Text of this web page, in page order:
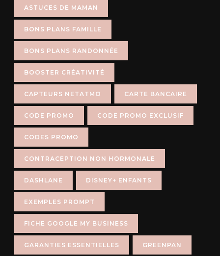
ASTUCES DE MAMAN
BONS PLANS FAMILLE
BONS PLANS RANDONNÉE
BOOSTER CRÉATIVITÉ
CAPTEURS NETATMO CARTE BANCAIRE
CODE PROMO CODE PROMO EXCLUSIF
CODES PROMO
CONTRACEPTION NON HORMONALE
DASHLANE DISNEY+ ENFANTS
EXEMPLES PROMPT
FICHE GOOGLE MY BUSINESS
GARANTIES ESSENTIELLES GREENPAN